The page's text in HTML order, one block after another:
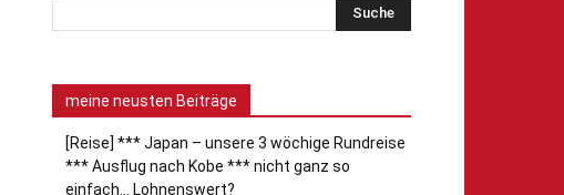
meine neusten Beiträge
[Reise] *** Japan – unsere 3 wöchige Rundreise
*** Ausflug nach Kobe *** nicht ganz so
einfach… Lohnenswert?